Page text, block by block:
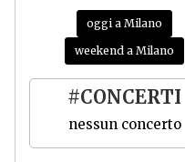
oggi a Milano
weekend a Milano
#CONCERTI
nessun concerto